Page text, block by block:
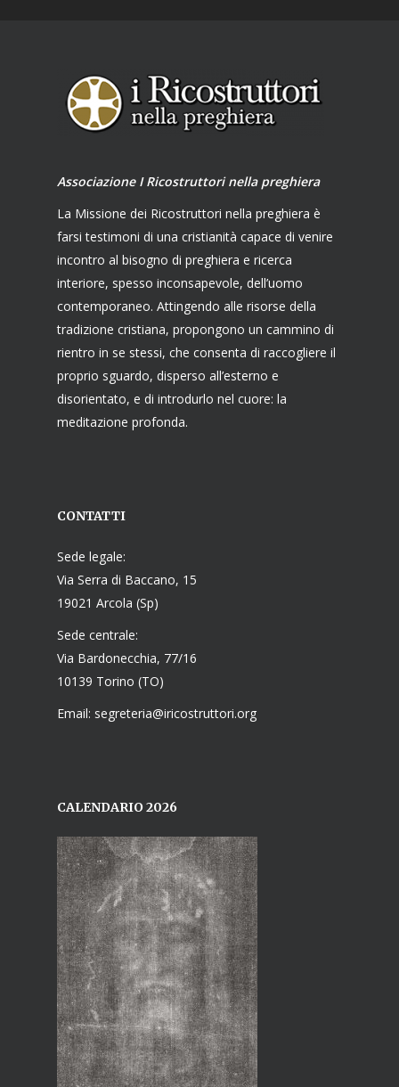
Associazione I Ricostruttori nella preghiera
La Missione dei Ricostruttori nella preghiera è
farsi testimoni di una cristianità capace di venire
incontro al bisogno di preghiera e ricerca
interiore, spesso inconsapevole, dell’uomo
contemporaneo. Attingendo alle risorse della
tradizione cristiana, propongono un cammino di
rientro in se stessi, che consenta di raccogliere il
proprio sguardo, disperso all’esterno e
disorientato, e di introdurlo nel cuore: la
meditazione profonda.
CONTATTI
Sede legale:
Via Serra di Baccano, 15
19021 Arcola (Sp)
Sede centrale:
Via Bardonecchia, 77/16
10139 Torino (TO)
Email: segreteria@iricostruttori.org
CALENDARIO 2026